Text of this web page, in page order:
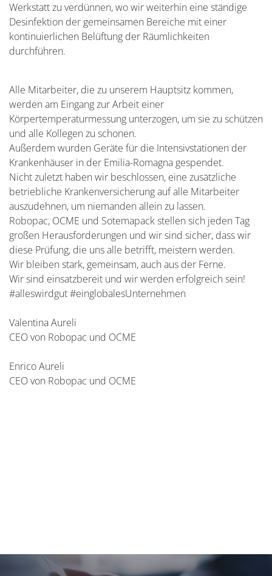
Werkstatt zu verdünnen, wo wir weiterhin eine ständige
Desinfektion der gemeinsamen Bereiche mit einer
kontinuierlichen Belüftung der Räumlichkeiten
durchführen.
Alle Mitarbeiter, die zu unserem Hauptsitz kommen,
werden am Eingang zur Arbeit einer
Körpertemperaturmessung unterzogen, um sie zu schützen
und alle Kollegen zu schonen.
Außerdem wurden Geräte für die Intensivstationen der
Krankenhäuser in der Emilia-Romagna gespendet.
Nicht zuletzt haben wir beschlossen, eine zusätzliche
betriebliche Krankenversicherung auf alle Mitarbeiter
auszudehnen, um niemanden allein zu lassen.
Robopac, OCME und Sotemapack stellen sich jeden Tag
großen Herausforderungen und wir sind sicher, dass wir
diese Prüfung, die uns alle betrifft, meistern werden.
Wir bleiben stark, gemeinsam, auch aus der Ferne.
Wir sind einsatzbereit und wir werden erfolgreich sein!
#alleswirdgut #einglobalesUnternehmen
Valentina Aureli
CEO von Robopac und OCME
Enrico Aureli
CEO von Robopac und OCME